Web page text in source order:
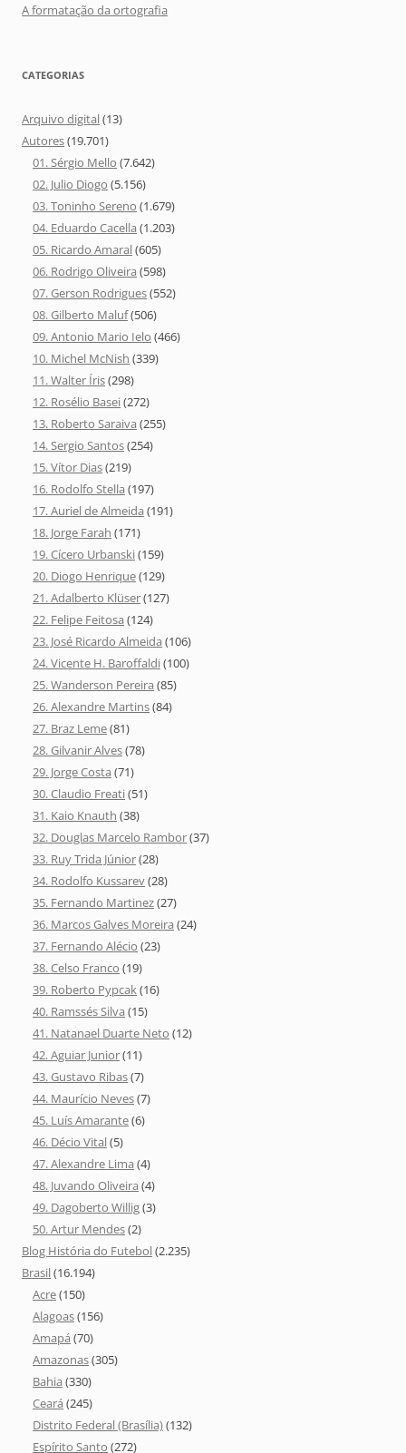
A formatação da ortografia
CATEGORIAS
Arquivo digital(13)
Autores(19.701)
01. Sérgio Mello (7.642)
02. Julio Diogo (5.156)
03. Toninho Sereno (1.679)
04. Eduardo Cacella (1.203)
05. Ricardo Amaral(605)
06. Rodrigo Oliveira (598)
07. Gerson Rodrigues(552)
08. Gilberto Maluf(506)
09. Antonio Mario Ielo (466)
10. Michel McNish (339)
11. Walter Íris(298)
12. Rosélio Basei(272)
13. Roberto Saraiva (255)
14. Sergio Santos(254)
15. Vítor Dias(219)
16. Rodolfo Stella (197)
17. Auriel de Almeida (191)
18. Jorge Farah (171)
19. Cícero Urbanski(159)
20. Diogo Henrique(129)
21. Adalberto Klüser(127)
22. Felipe Feitosa (124)
23. José Ricardo Almeida (106)
24. Vicente H. Baroffaldi(100)
25. Wanderson Pereira (85)
26. Alexandre Martins(84)
27. Braz Leme(81)
28. Gilvanir Alves(78)
29. Jorge Costa (71)
30. Claudio Freati(51)
31. Kaio Knauth (38)
32. Douglas Marcelo Rambor(37)
33. Ruy Trida Júnior(28)
34. Rodolfo Kussarev(28)
35. Fernando Martinez(27)
36. Marcos Galves Moreira (24)
37. Fernando Alécio (23)
38. Celso Franco (19)
39. Roberto Pypcak(16)
40. Ramssés Silva (15)
41. Natanael Duarte Neto (12)
42. Aguiar Junior(11)
43. Gustavo Ribas(7)
44. Maurício Neves(7)
45. Luís Amarante(6)
46. Décio Vital(5)
47. Alexandre Lima (4)
48. Juvando Oliveira (4)
49. Dagoberto Willig(3)
50. Artur Mendes(2)
Blog História do Futebol(2.235)
Brasil(16.194)
Acre(150)
Alagoas(156)
Amapá (70)
Amazonas(305)
Bahia (330)
Ceará (245)
Distrito Federal (Brasília)(132)
Espírito Santo (272)